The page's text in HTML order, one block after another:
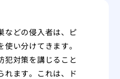
などの侵入者は、ピ
い分けてきます。
犯対策を講じること
れます。これは、ド